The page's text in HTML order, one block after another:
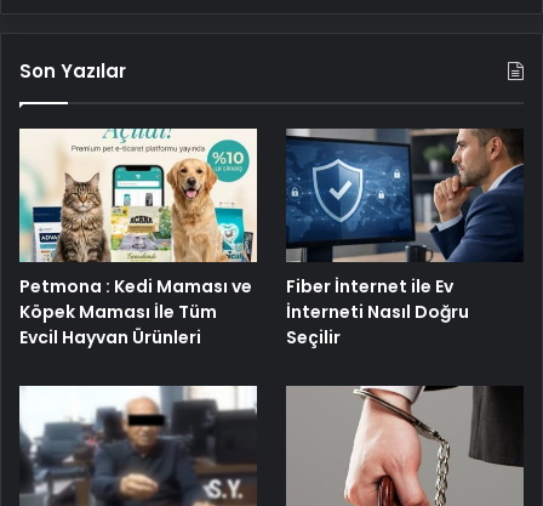
Son Yazılar
Petmona : Kedi Maması ve
Köpek Maması İle Tüm
Evcil Hayvan Ürünleri
Fiber İnternet ile Ev
İnterneti Nasıl Doğru
Seçilir